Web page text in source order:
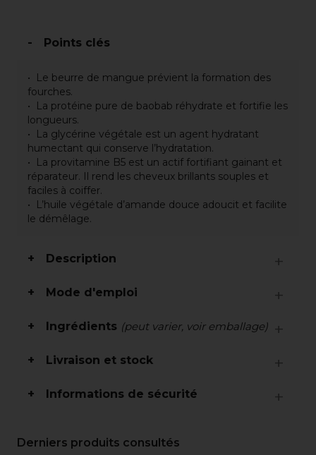
Points clés
Le beurre de mangue prévient la formation des
fourches.
La protéine pure de baobab réhydrate et fortifie les
longueurs.
La glycérine végétale est un agent hydratant
humectant qui conserve l’hydratation.
La provitamine B5 est un actif fortifiant gainant et
réparateur. Il rend les cheveux brillants souples et
faciles à coiffer.
L’huile végétale d’amande douce adoucit et facilite
le démêlage.
Description
Mode d'emploi
Ingrédients (peut varier, voir emballage)
Livraison et stock
Informations de sécurité
Derniers produits consultés